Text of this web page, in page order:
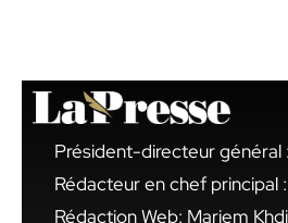
Président-directeur général
Rédacteur en chef principal
Rédaction Web: Mariem